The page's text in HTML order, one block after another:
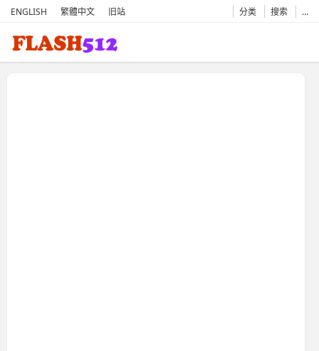
ENGLISH 繁體中文 旧站 分类 搜索 …